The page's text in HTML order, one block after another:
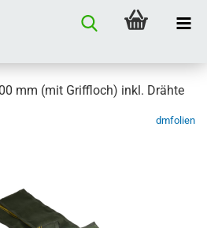
mm (mit Griffloch) inkl. Drähte
dmfolien